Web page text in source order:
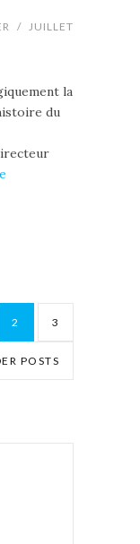
/ JUILLET
la
du
2 3
POSTS